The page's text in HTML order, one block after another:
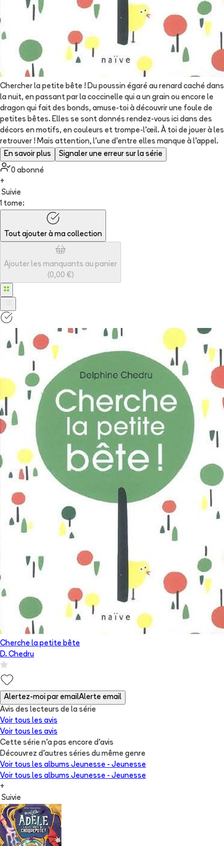
Chercher la petite bête ! Du poussin égaré au renard caché dans
la nuit, en passant par la coccinelle qui a un grain ou encore le
dragon qui fait des bonds, amuse-toi à découvrir une foule de
petites bêtes. Elles se sont donnés rendez-vous ici dans des
décors en motifs, en couleurs et trompe-l’œil. À toi de jouer à les
retrouver ! Mais attention, l'une d'entre elles manque à l'appel.
En savoir plus
Signaler une erreur sur la série
0 abonné
+
Suivie
1 tome:
Tout ajouter à ma collection
Ajouter les manquants au panier
(0,00 €)
Cherche la petite bête
D. Chedru
Alertez-moi par emailAlerte email
Avis des lecteurs de la série
Voir tous les avis
Voir tous les avis
Cette série n'a pas encore d'avis
Découvrez d'autres séries du même genre
Voir tous les albums Jeunesse - Jeunesse
Voir tous les albums Jeunesse - Jeunesse
+
Suivie